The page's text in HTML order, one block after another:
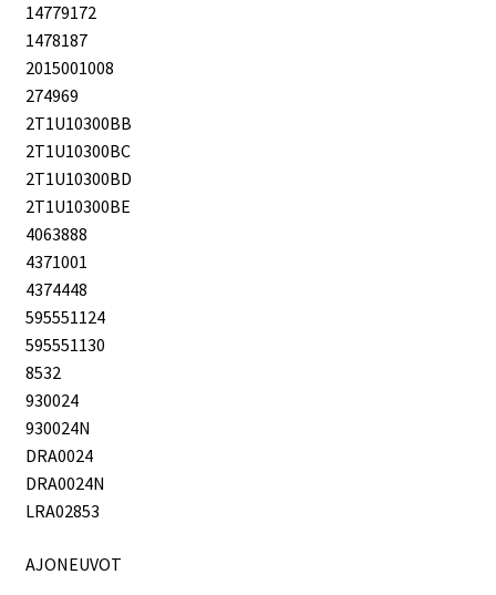
14779172
1478187
2015001008
274969
2T1U10300BB
2T1U10300BC
2T1U10300BD
2T1U10300BE
4063888
4371001
4374448
595551124
595551130
8532
930024
930024N
DRA0024
DRA0024N
LRA02853
AJONEUVOT